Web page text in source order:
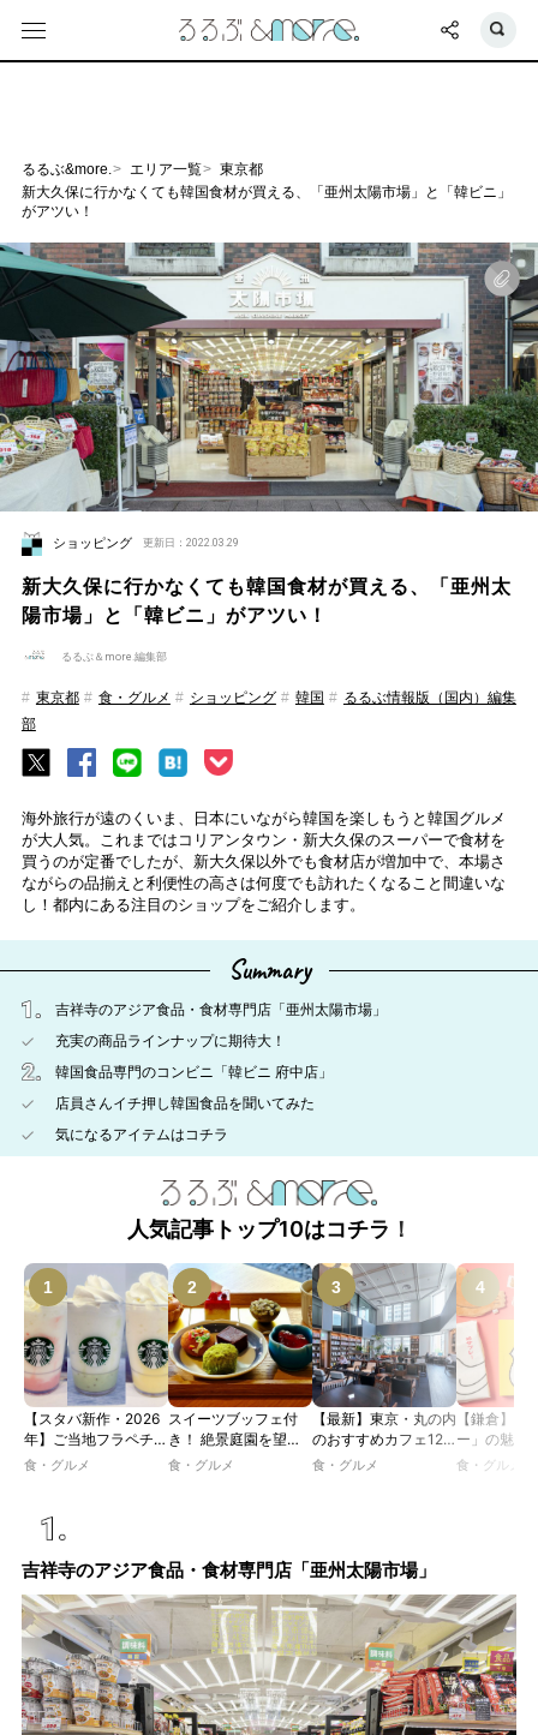
るるぶ&more. エリア一覧
東京都
新大久保に行かなくても韓国食材が買える、「亜州太陽市場」と「韓ビニ」
がアツい！
ショッピング 更新日：2022.03.29
新大久保に行かなくても韓国食材が買える、「亜州太
陽市場」と「韓ビニ」がアツい！
るるぶ＆more.編集部
東京都 食・グルメ ショッピング 韓国
るるぶ情報版（国内）編集
部
海外旅行が遠のくいま、日本にいながら韓国を楽しもうと韓国グルメ
が大人気。これまではコリアンタウン・新大久保のスーパーで食材を
買うのが定番でしたが、新大久保以外でも食材店が増加中で、本場さ
ながらの品揃えと利便性の高さは何度でも訪れたくなること間違いな
し！都内にある注目のショップをご紹介します。
Summary
吉祥寺のアジア食品・食材専門店「亜州太陽市場」
充実の商品ラインナップに期待大！
韓国食品専門のコンビニ「韓ビニ 府中店」
店員さんイチ押し韓国食品を聞いてみた
気になるアイテムはコチラ
人気記事トップ10はコチラ！
【スタバ新作・2026
年】ご当地フラペチー
ノが新登場！ 地域と
JIMOTO
PROGRAM」が青
森・群馬・沖縄で始
動。6種類を飲んで実
食レポート
食・グルメ
スイーツブッフェ付
き！ 絶景庭園を望む
ホテルレストランで味
食・グルメ
【最新】東京・丸の内
のおすすめカフェ12
選｜ひとりでゆったり
食・グルメ
【鎌倉】「
ー」の魅力
説！ 定番商
食・グルメ
吉祥寺のアジア食品・食材専門店「亜州太陽市場」